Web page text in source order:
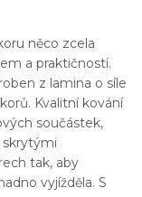
něco zcela
a praktičností.
z lamina o síle
Kvalitní kování
součástek,
skrytými
tak, aby
vyjížděla. S